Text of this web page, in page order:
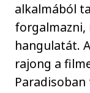
alkalmából
forgalmazni,
hangulatát.
rajong a